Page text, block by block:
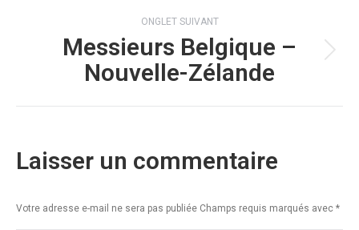
ONGLET SUIVANT
Onglet
suivant
Messieurs Belgique –
Nouvelle-Zélande
Laisser un commentaire
Votre adresse e-mail ne sera pas publiée Champs requis marqués avec *